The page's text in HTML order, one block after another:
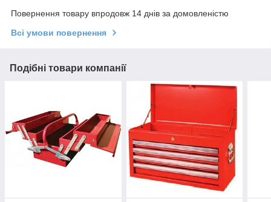
Повернення товару впродовж 14 днів за домовленістю
Всі умови повернення
Подібні товари компанії